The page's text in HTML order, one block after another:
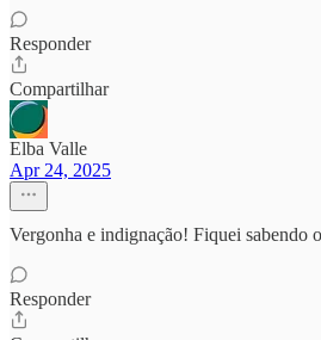
Responder
Compartilhar
Elba Valle
Apr 24, 2025
Vergonha e indignação! Fiquei sabendo
Responder